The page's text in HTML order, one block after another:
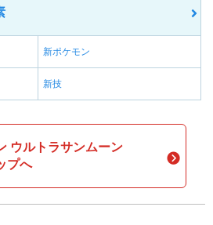
新ポケモン
新技
ウルトラサンムーン
プへ